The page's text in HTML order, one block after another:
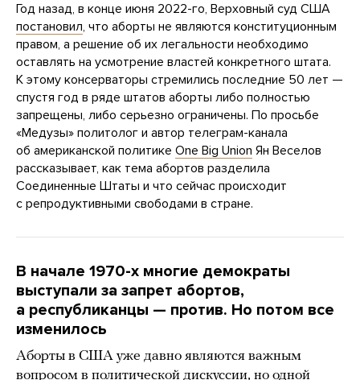
Год назад, в конце июня 2022-го, Верховный суд США
постановил, что аборты не являются конституционным
правом, а решение об их легальности необходимо
оставлять на усмотрение властей конкретного штата.
К этому консерваторы стремились последние 50 лет —
спустя год в ряде штатов аборты либо полностью
запрещены, либо серьезно ограничены. По просьбе
«Медузы» политолог и автор телеграм-канала
об американской политике One Big Union Ян Веселов
рассказывает, как тема абортов разделила
Соединенные Штаты и что сейчас происходит
с репродуктивными свободами в стране.
В начале 1970-х многие демократы
выступали за запрет абортов,
а республиканцы — против. Но потом все
изменилось
Аборты в США уже давно являются важным
вопросом в политической дискуссии, но одной